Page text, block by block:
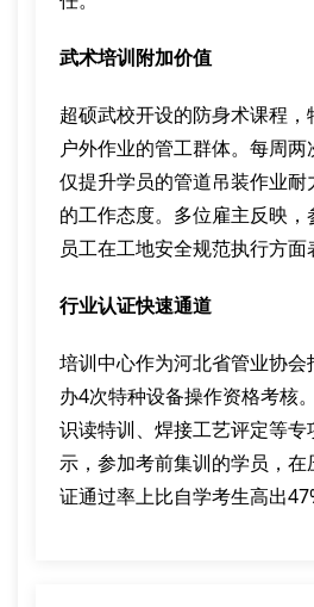
武术培训附加价值
超硕武校开设的防身术课程
户外作业的管工群体。每周
仅提升学员的管道吊装作业
的工作态度。多位雇主反映
员工在工地安全规范执行方面
行业认证快速通道
培训中心作为河北省管业协
办4次特种设备操作资格考核
识读特训、焊接工艺评定等专
示，参加考前集训的学员，在
证通过率上比自学考生高出